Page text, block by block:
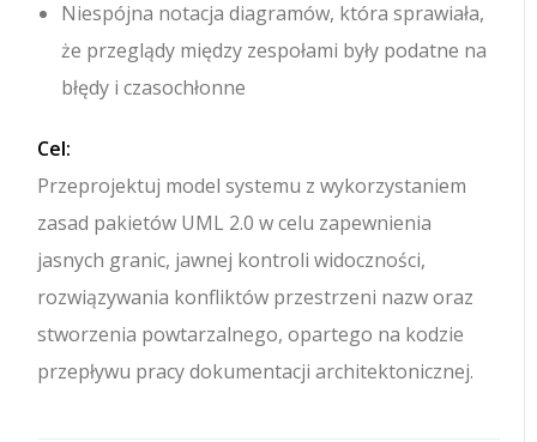
Niespójna notacja diagramów, która sprawiała,
że przeglądy między zespołami były podatne na
błędy i czasochłonne
Cel:
Przeprojektuj model systemu z wykorzystaniem
zasad pakietów UML 2.0 w celu zapewnienia
jasnych granic, jawnej kontroli widoczności,
rozwiązywania konfliktów przestrzeni nazw oraz
stworzenia powtarzalnego, opartego na kodzie
przepływu pracy dokumentacji architektonicznej.